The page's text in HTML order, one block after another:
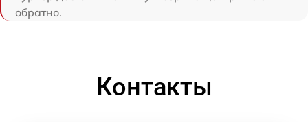
обратно.
Контакты